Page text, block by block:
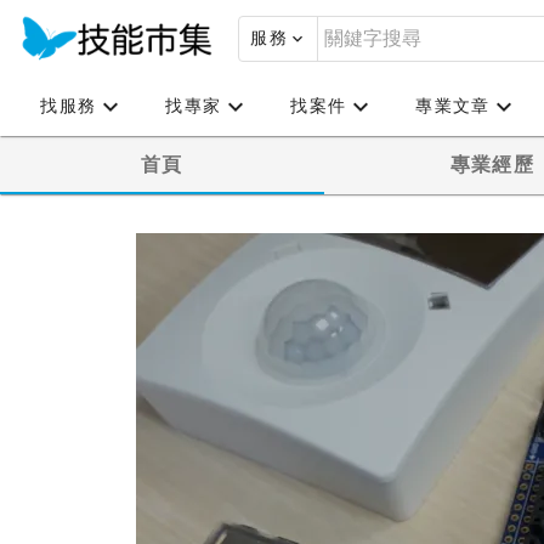
服務
找服務 找專家 找案件 專業文章
首頁 專業經歷